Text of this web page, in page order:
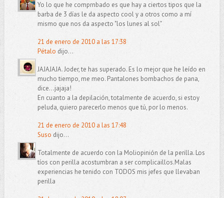
Yo lo que he comprnbado es que hay a ciertos tipos que la
barba de 3 días le da aspecto cool y a otros como a mí
mismo que nos da aspecto "los lunes al sol"
21 de enero de 2010 a las 17:38
Pétalo dijo...
JAJAJAJA. Joder, te has superado. Es lo mejor que he leído en
mucho tiempo, me meo. Pantalones bombachos de pana,
dice...jajaja!
En cuanto a la depilación, totalmente de acuerdo, si estoy
peluda, quiero parecerlo menos que tú, por lo menos.
21 de enero de 2010 a las 17:48
Suso dijo...
Totalmente de acuerdo con la Moliopinión de la perilla. Los
tíos con perilla acostumbran a ser complicaillos.Malas
experiencias he tenido con TODOS mis jefes que llevaban
perilla